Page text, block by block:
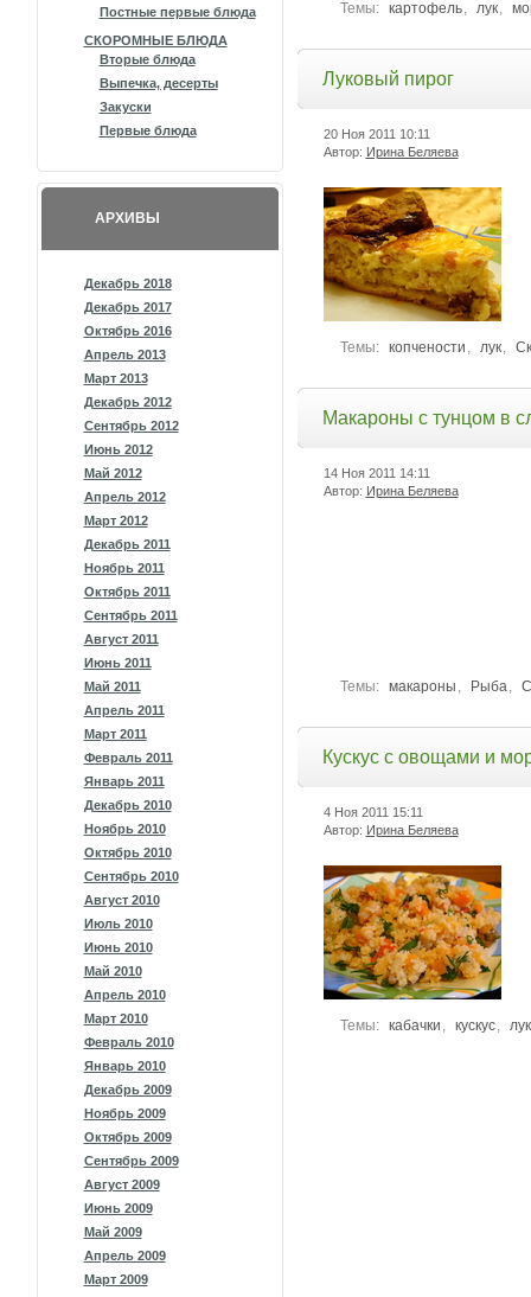
Постные первые блюда
СКОРОМНЫЕ БЛЮДА
Вторые блюда
Выпечка, десерты
Закуски
Первые блюда
АРХИВЫ
Декабрь 2018
Декабрь 2017
Октябрь 2016
Апрель 2013
Март 2013
Декабрь 2012
Сентябрь 2012
Июнь 2012
Май 2012
Апрель 2012
Март 2012
Декабрь 2011
Ноябрь 2011
Октябрь 2011
Сентябрь 2011
Август 2011
Июнь 2011
Май 2011
Апрель 2011
Март 2011
Февраль 2011
Январь 2011
Декабрь 2010
Ноябрь 2010
Октябрь 2010
Сентябрь 2010
Август 2010
Июль 2010
Июнь 2010
Май 2010
Апрель 2010
Март 2010
Февраль 2010
Январь 2010
Декабрь 2009
Ноябрь 2009
Октябрь 2009
Сентябрь 2009
Август 2009
Июнь 2009
Май 2009
Апрель 2009
Март 2009
Темы: картофель, лук,
Луковый пирог
20 Ноя 2011 10:11
Автор: Ирина Беляева
Темы: копчености , лук,
Макароны с тунцом в
14 Ноя 2011 14:11
Автор: Ирина Беляева
Темы: макароны , Рыба,
Кускус с овощами и
4 Ноя 2011 15:11
Автор: Ирина Беляева
Темы: кабачки , кускус, лук